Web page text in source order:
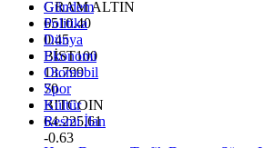
GRAM ALTIN
6510.40
0.45
BİST100
13.799
70
BITCOIN
64.225,61
-0.63
Gündem
Politika
Dünya
Ekonomi
Otomobil
Spor
Kültür
Resmi İlan